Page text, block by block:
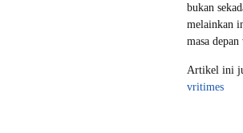
bukan
melainkan
masa depan
Artikel ini
vritimes